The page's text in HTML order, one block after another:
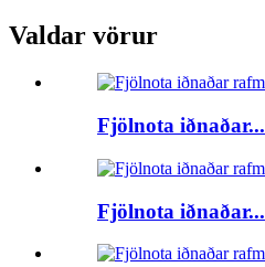
Valdar vörur
Fjölnota iðnaðar...
Fjölnota iðnaðar...